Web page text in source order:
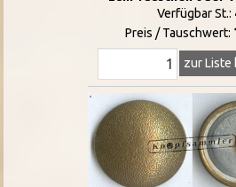
Verfügbar St.:
Preis / Tauschwert:
zur Liste